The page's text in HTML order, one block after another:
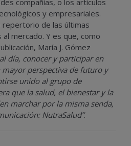
y empresariales.
repertorio de las últimas
mercado. Y es que, como
María J. Gómez
día, conocer y participar en
mayor perspectiva de futuro y
unido al grupo de
que la salud, el bienestar y la
marchar por la misma senda,
NutraSalud”.